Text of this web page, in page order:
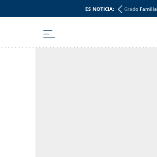
ES NOTICIA: Grado Familia